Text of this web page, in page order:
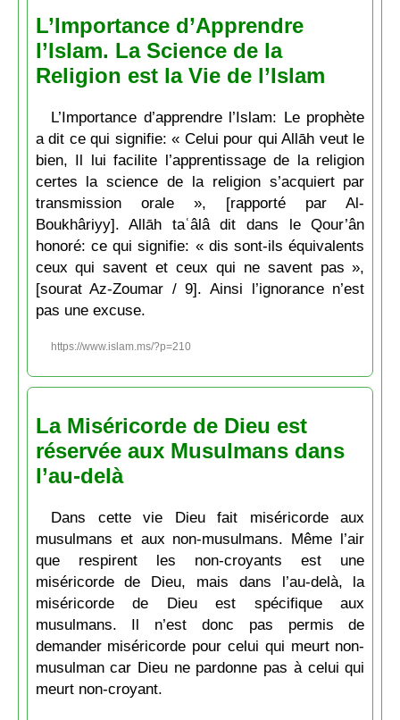
L’Importance d’Apprendre
l’Islam. La Science de la
Religion est la Vie de l’Islam
L’Importance d’apprendre l’Islam: Le prophète
a dit ce qui signifie: « Celui pour qui Allāh veut le
bien, Il lui facilite l’apprentissage de la religion
certes la science de la religion s’acquiert par
transmission orale », [rapporté par Al-
Boukhâriyy]. Allāh taʿâlâ dit dans le Qour’ân
honoré: ce qui signifie: « dis sont-ils équivalents
ceux qui savent et ceux qui ne savent pas »,
[sourat Az-Zoumar / 9]. Ainsi l’ignorance n’est
pas une excuse.
https://www.islam.ms/?p=210
La Miséricorde de Dieu est
réservée aux Musulmans dans
l’au-delà
Dans cette vie Dieu fait miséricorde aux
musulmans et aux non-musulmans. Même l’air
que respirent les non-croyants est une
miséricorde de Dieu, mais dans l’au-delà, la
miséricorde de Dieu est spécifique aux
musulmans. Il n’est donc pas permis de
demander miséricorde pour celui qui meurt non-
musulman car Dieu ne pardonne pas à celui qui
meurt non-croyant.